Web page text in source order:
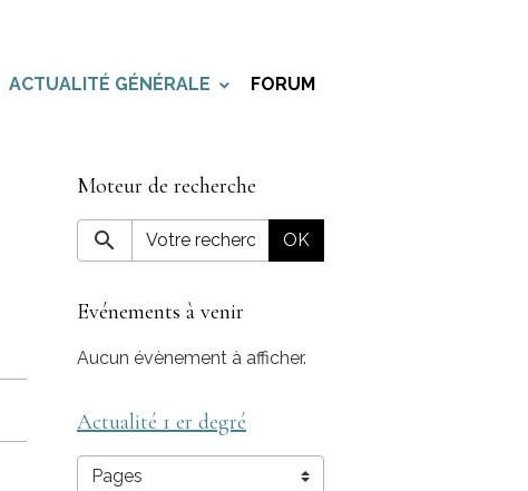
ACTUALITÉ GÉNÉRALE FORUM
Moteur de recherche
OK
Evénements à venir
Aucun évènement à afficher.
Actualité 1 er degré